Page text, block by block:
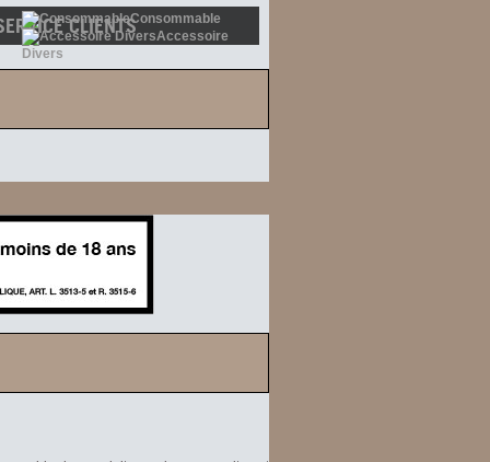
Consommable
Accessoire
Divers
CLIENTS